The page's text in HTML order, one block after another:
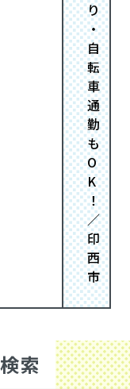
り
・
自
転
車
通
勤
も
O
K
！
／
印
西
市
索